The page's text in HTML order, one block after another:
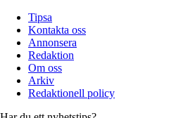
Tipsa
Kontakta oss
Annonsera
Redaktion
Om oss
Arkiv
Redaktionell policy